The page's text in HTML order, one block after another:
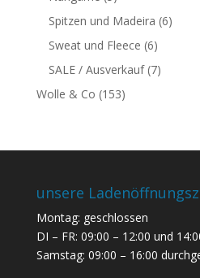
Spitzen und Madeira (6)
Sweat und Fleece (6)
SALE / Ausverkauf (7)
Wolle & Co (153)
unsere
Montag: geschlossen
DI – FR: 09:00 – 12:00 und
Samstag: 09:00 – 16:00